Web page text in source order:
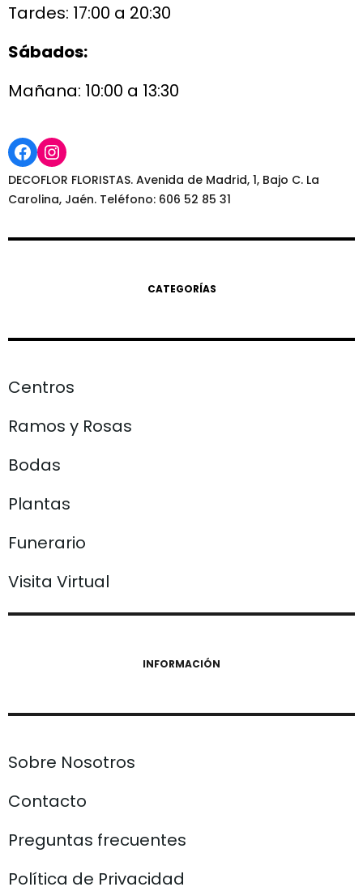
Tardes: 17:00 a 20:30
Sábados:
Mañana: 10:00 a 13:30
Facebook
Instagram
DECOFLOR FLORISTAS. Avenida de Madrid, 1, Bajo C. La
Carolina, Jaén. Teléfono: 606 52 85 31
CATEGORÍAS
Centros
Ramos y Rosas
Bodas
Plantas
Funerario
Visita Virtual
INFORMACIÓN
Sobre Nosotros
Contacto
Preguntas frecuentes
Política de Privacidad